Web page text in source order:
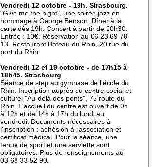
17 octobre 2017
Accès cyclables : le Port-
du-Rhin mouline encore
16 octobre 2017
La lecture au coin de la
rue
16 octobre 2017
Au Port-du-Rhin, une
micro crèche complète
l'offre de garde
16 octobre 2017
Vendredi 12 octobre - 19h. Strasbourg.
"Give me the night", une soirée jazz en
hommage à George Benson. Dîner à la
carte dès 19h. Concert à partir de 20h30.
Entrée : 10€. Réservation au 06 23 69 78
13. Restaurant Bateau du Rhin, 20 rue du
port du Rhin.
Vendredi 12 et 19 octobre - de 17h15 à
18h45. Strasbourg.
Séance de step au gymnase de l'école du
Rhin. Inscription auprès du centre social et
culturel "Au-delà des ponts", 75 route du
Rhin. L'accueil du centre est ouvert de 9h
à 12h et de 14h à 17h du lundi au
vendredi. Documents nécessaires à
l'inscription : adhésion à l'association et
certificat médical. Pour la séance, une
tenue de sport et une serviette sont
obligatoires. Plus de renseignements au
03 68 33 52 90.